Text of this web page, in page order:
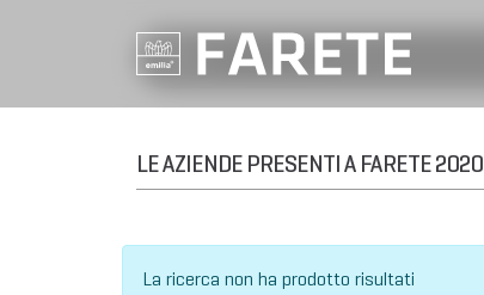
LE AZIENDE PRESENTI A FARETE 2020
La ricerca non ha prodotto risultati